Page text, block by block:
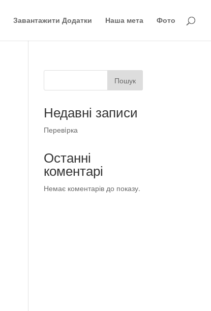
Завантажити Додатки Наша мета Фото
Пошук
Недавні записи
Перевiрка
Останні
коментарі
Немає коментарів до показу.